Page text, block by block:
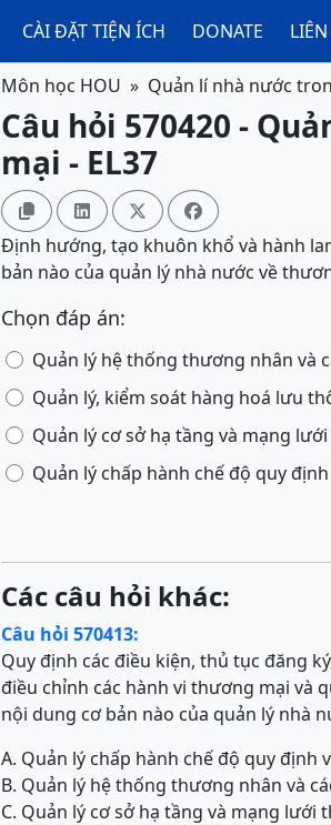
CÀI ĐẶT TIỆN ÍCH DONATE
Môn học HOU Quản lí nhà nước
Câu hỏi 570420 -
mại - EL37
   
Định hướng, tạo khuôn khổ và hành
bản nào của quản lý nhà nước về
Chọn đáp án:
Quản lý hệ thống thương nhân và
Quản lý, kiểm soát hàng hoá lưu
Quản lý cơ sở hạ tầng và mạng
Quản lý chấp hành chế độ quy
Các câu hỏi khác:
Câu hỏi 570413:
Quy định các điều kiện, thủ tục đăng
điều chỉnh các hành vi thương mại và
nội dung cơ bản nào của quản lý nhà
A. Quản lý chấp hành chế độ quy
B. Quản lý hệ thống thương nhân và
C. Quản lý cơ sở hạ tầng và mạng lưới